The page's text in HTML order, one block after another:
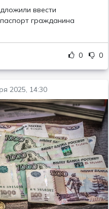
ввести
гражданина
0 0
2025, 14:30